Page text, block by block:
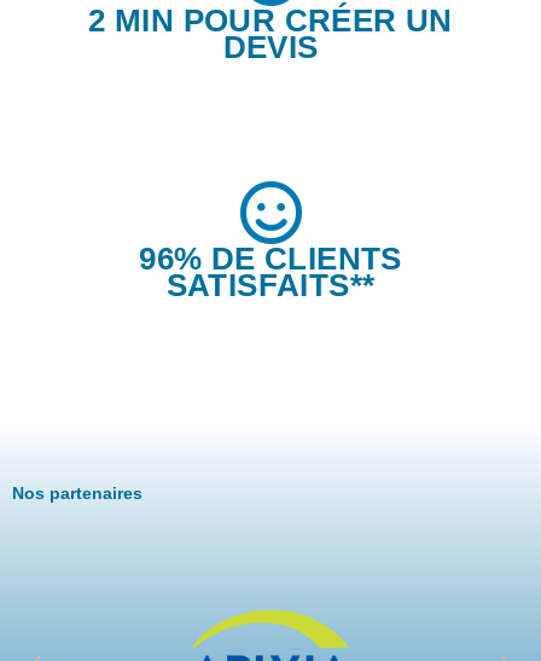
2 MIN POUR CRÉER UN
DEVIS
96% DE CLIENTS
SATISFAITS**
Nos partenaires